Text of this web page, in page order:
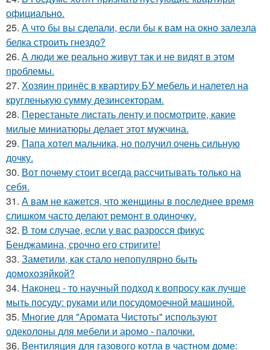
официально.
25. А что бы вы сделали, если бы к вам на окно залезла
белка строить гнездо?
26. А люди же реально живут так и не видят в этом
проблемы.
27. Хозяин принёс в квартиру БУ мебель и налетел на
кругленькую сумму дезинсекторам.
28. Перестаньте листать ленту и посмотрите, какие
милые миниатюры делает этот мужчина.
29. Папа хотел мальчика, но получил очень сильную
дочку.
30. Вот почему стоит всегда рассчитывать только на
себя.
31. А вам не кажется, что женщины в последнее время
слишком часто делают ремонт в одиночку.
32. В том случае, если у вас разросся фикус
Бенджамина, срочно его стригите!
33. Заметили, как стало непопулярно быть
домохозяйкой?
34. Наконец - то научный подход к вопросу как лучше
мыть посуду: руками или посудомоечной машиной.
35. Многие для "Аромата Чистоты" используют
одеколоны для мебели и аромо - палочки.
36. Вентиляция для газового котла в частном доме: